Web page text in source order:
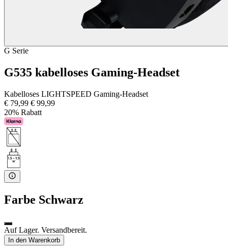
G Serie
G535 kabelloses Gaming-Headset
Kabelloses LIGHTSPEED Gaming-Headset
€ 79,99 € 99,99
20% Rabatt
Farbe Schwarz
Auf Lager. Versandbereit.
In den Warenkorb